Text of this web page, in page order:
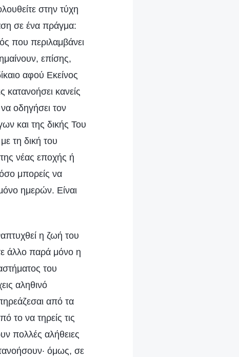
στην τύχη
σε ένα πράγμα:
που περιλαμβάνει
επίσης,
αφού Εκείνος
κατανοήσει κανείς
οδηγήσει τον
και της δικής Του
τη δική του
νέας εποχής ή
μπορείς να
ημερών. Είναι
η ζωή του
άλλο παρά μόνο η
του
αληθινό
από τα
το να τηρείς τις
πολλές αλήθειες
όμως, σε